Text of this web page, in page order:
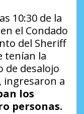
10:30 de la
el Condado
del Sheriff
tenían la
de desalojo
ingresaron a
los
personas.